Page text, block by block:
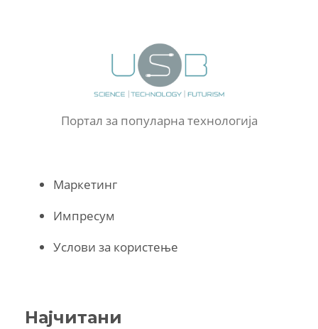
Портал за популарна технологија
Маркетинг
Импресум
Услови за користење
Најчитани